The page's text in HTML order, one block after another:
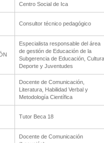
Centro Social de Ica
Consultor técnico pedagógico
Especialista responsable del área
de gestión de Educación de la
Subgerencia de Educación, Cultura,
Deporte y Juventudes
Docente de Comunicación,
Literatura, Habilidad Verbal y
Metodología Científica
Tutor Beca 18
Docente de Comunicación